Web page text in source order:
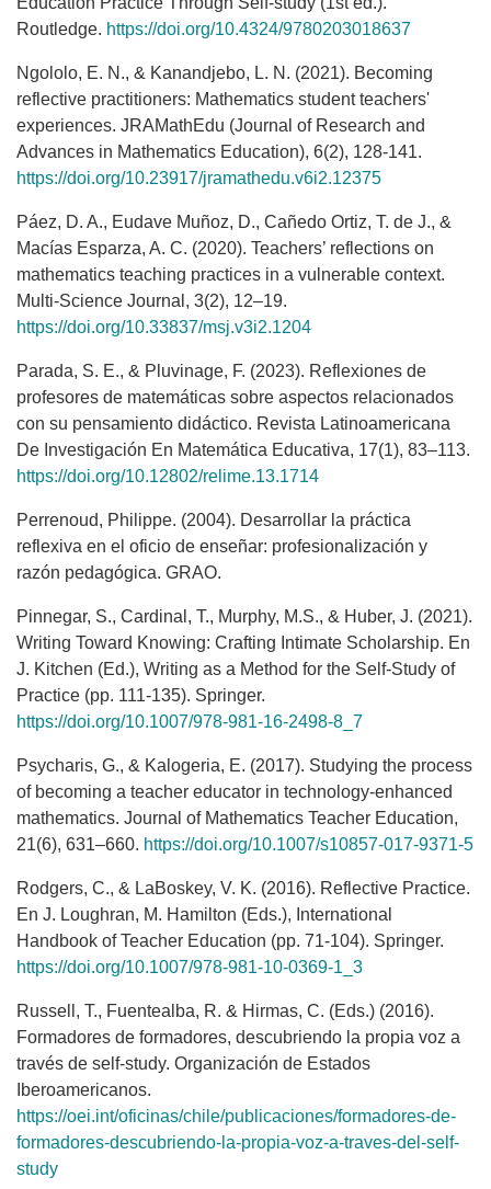
Routledge. https://doi.org/10.4324/9780203018637
Ngololo, E. N., & Kanandjebo, L. N. (2021). Becoming
reflective practitioners: Mathematics student teachers'
experiences. JRAMathEdu (Journal of Research and
Advances in Mathematics Education), 6(2), 128-141.
https://doi.org/10.23917/jramathedu.v6i2.12375
Páez, D. A., Eudave Muñoz, D., Cañedo Ortiz, T. de J., &
Macías Esparza, A. C. (2020). Teachers’ reflections on
mathematics teaching practices in a vulnerable context.
Multi-Science Journal, 3(2), 12–19.
https://doi.org/10.33837/msj.v3i2.1204
Parada, S. E., & Pluvinage, F. (2023). Reflexiones de
profesores de matemáticas sobre aspectos relacionados
con su pensamiento didáctico. Revista Latinoamericana
De Investigación En Matemática Educativa, 17(1), 83–113.
https://doi.org/10.12802/relime.13.1714
Perrenoud, Philippe. (2004). Desarrollar la práctica
reflexiva en el oficio de enseñar: profesionalización y
razón pedagógica. GRAO.
Pinnegar, S., Cardinal, T., Murphy, M.S., & Huber, J. (2021).
Writing Toward Knowing: Crafting Intimate Scholarship. En
J. Kitchen (Ed.), Writing as a Method for the Self-Study of
Practice (pp. 111-135). Springer.
https://doi.org/10.1007/978-981-16-2498-8_7
Psycharis, G., & Kalogeria, E. (2017). Studying the process
of becoming a teacher educator in technology-enhanced
mathematics. Journal of Mathematics Teacher Education,
21(6), 631–660. https://doi.org/10.1007/s10857-017-9371-5
Rodgers, C., & LaBoskey, V. K. (2016). Reflective Practice.
En J. Loughran, M. Hamilton (Eds.), International
Handbook of Teacher Education (pp. 71-104). Springer.
https://doi.org/10.1007/978-981-10-0369-1_3
Russell, T., Fuentealba, R. & Hirmas, C. (Eds.) (2016).
Formadores de formadores, descubriendo la propia voz a
través de self-study. Organización de Estados
Iberoamericanos.
https://oei.int/oficinas/chile/publicaciones/formadores-de-
formadores-descubriendo-la-propia-voz-a-traves-del-self-
study